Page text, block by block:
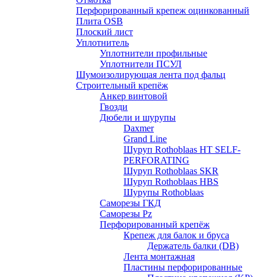
Перфорированный крепеж оцинкованный
Плита OSB
Плоский лист
Уплотнитель
Уплотнители профильные
Уплотнители ПСУЛ
Шумоизолирующая лента под фальц
Строительный крепёж
Анкер винтовой
Гвозди
Дюбели и шурупы
Daxmer
Grand Line
Шуруп Rothoblaas HT SELF-
PERFORATING
Шуруп Rothoblaas SKR
Шуруп Rothoblaas НВS
Шурупы Rothoblaas
Саморeзы ГКД
Саморезы Pz
Перфорированный крепёж
Крепеж для балок и бруса
Держатель балки (DB)
Лента монтажнaя
Пластины перфорированные